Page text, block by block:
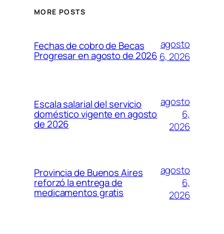
MORE POSTS
Fechas de cobro de Becas
Progresar en agosto de 2026
agosto
6, 2026
Escala salarial del servicio
doméstico vigente en agosto
de 2026
agosto
6,
2026
Provincia de Buenos Aires
reforzó la entrega de
medicamentos gratis
agosto
6,
2026